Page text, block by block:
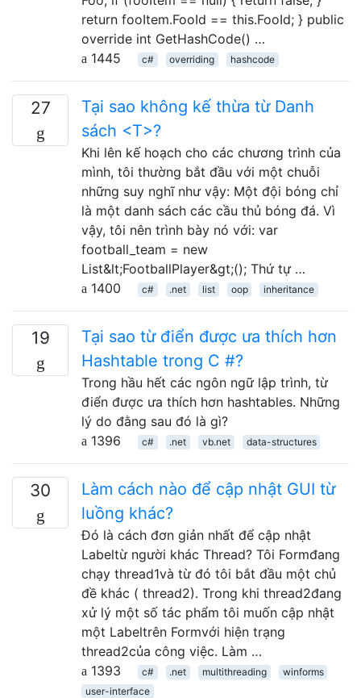
return fooItem.FooId == this.FooId; } public
override int GetHashCode() …
1445
c# overriding hashcode
27
Tại sao không kế thừa từ Danh
sách <T>?
Khi lên kế hoạch cho các chương trình của
mình, tôi thường bắt đầu với một chuỗi
những suy nghĩ như vậy: Một đội bóng chỉ
là một danh sách các cầu thủ bóng đá. Vì
vậy, tôi nên trình bày nó với: var
football_team = new
List&lt;FootballPlayer&gt;(); Thứ tự …
1400
c# .net list oop inheritance
19
Tại sao từ điển được ưa thích hơn
Hashtable trong C #?
Trong hầu hết các ngôn ngữ lập trình, từ
điển được ưa thích hơn hashtables. Những
lý do đằng sau đó là gì?
1396
c# .net vb.net data-structures
30
Làm cách nào để cập nhật GUI từ
luồng khác?
Đó là cách đơn giản nhất để cập nhật
Labeltừ người khác Thread? Tôi Formđang
chạy thread1và từ đó tôi bắt đầu một chủ
đề khác ( thread2). Trong khi thread2đang
xử lý một số tác phẩm tôi muốn cập nhật
một Labeltrên Formvới hiện trạng
thread2của công việc. Làm …
1393
c# .net multithreading
winforms
user-interface